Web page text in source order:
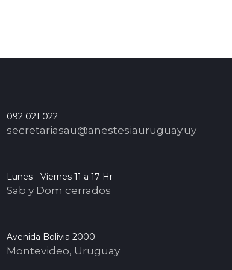
092 021 022
secretariasau@anestesiauruguay.uy
Lunes - Viernes 11 a 17 Hr
Sab y Dom cerrados
Avenida Bolivia 2000
Montevideo, Uruguay